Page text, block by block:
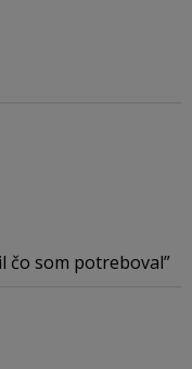
čo som potreboval